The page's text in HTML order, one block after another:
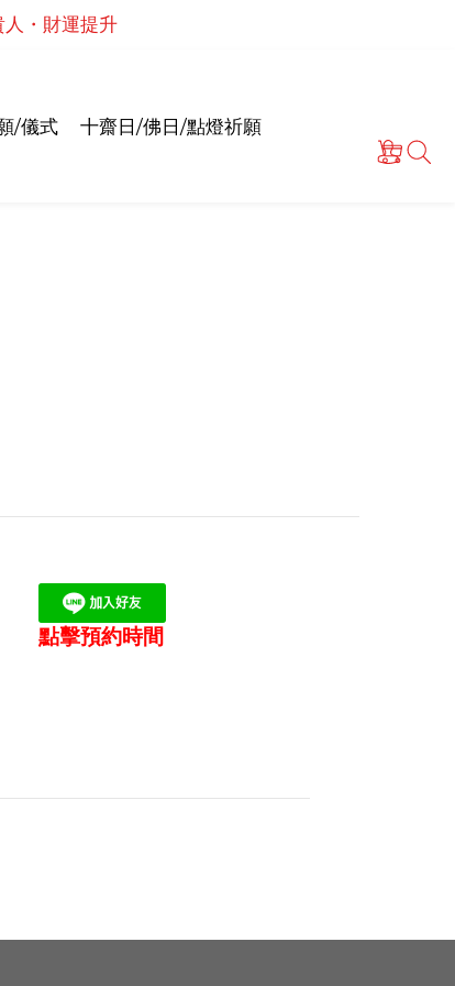
願點燈儀式
・財運提升
正緣桃花
願點燈儀式
/儀式 十齋日/佛日/點燈祈願
點擊預約時間